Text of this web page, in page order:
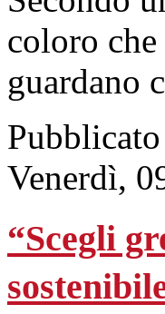
coloro
guardano
Venerdì,
“Scegli